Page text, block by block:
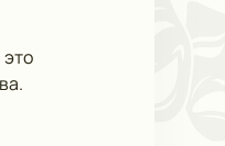
это